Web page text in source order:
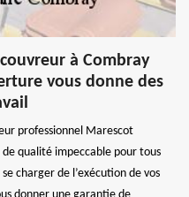
à Combray
vous donne des
professionnel Marescot
qualité impeccable pour tous
charger de l’exécution de vos